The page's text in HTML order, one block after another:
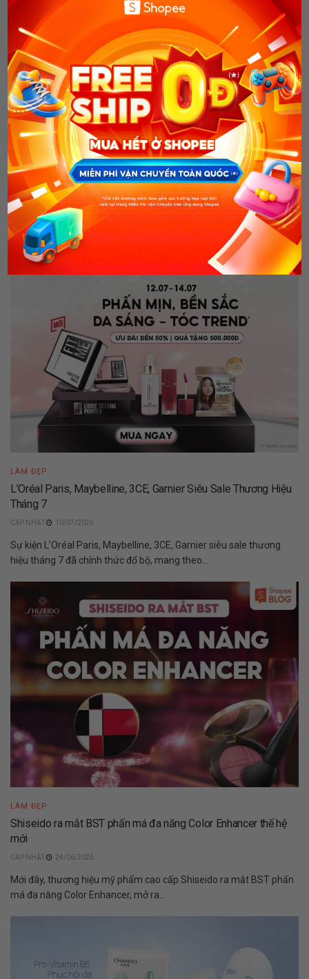
hoàn toàn, ưu tiên son dưỡng an toàn và tuân thủ đúng
hướng dẫn chăm sóc sau liệu trình. Chỉ với các lưu ý từ
Shopee Blog như trên bạn sẽ trở nên đẹp hơn sau khi thực
hiện phương pháplàm đẹpnày!
x
Bài viếtliên quan
LÀM ĐẸP
L’Oréal Paris, Maybelline, 3CE, Garnier Siêu Sale Thương Hiệu
Tháng 7
10/07/2026
Sự kiện L’Oréal Paris, Maybelline, 3CE, Garnier siêu sale thương
hiệu tháng 7 đã chính thức đổ bộ, mang theo...
LÀM ĐẸP
Shiseido ra mắt BST phấn má đa năng Color Enhancer thế hệ
mới
24/06/2026
Mới đây, thương hiệu mỹ phẩm cao cấp Shiseido ra mắt BST phấn
má đa năng Color Enhancer, mở ra...